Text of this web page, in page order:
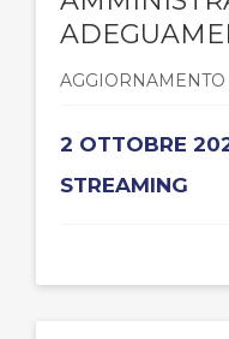
2 OTTOBRE
STREAMING